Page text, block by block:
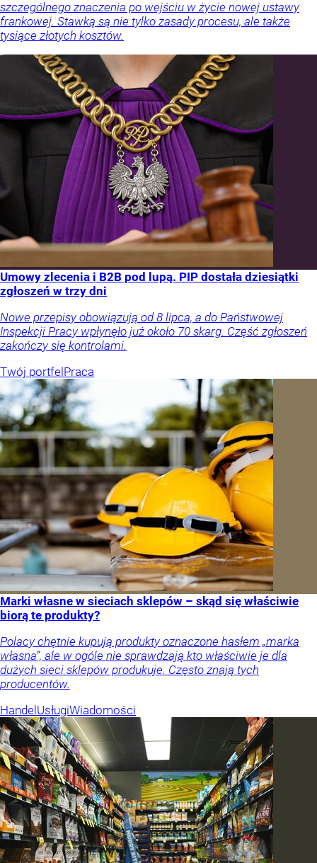
szczególnego znaczenia po wejściu w życie nowej ustawy
frankowej. Stawką są nie tylko zasady procesu, ale także
tysiące złotych kosztów.
Umowy zlecenia i B2B pod lupą. PIP dostała dziesiątki
zgłoszeń w trzy dni
Nowe przepisy obowiązują od 8 lipca, a do Państwowej
Inspekcji Pracy wpłynęło już około 70 skarg. Część zgłoszeń
zakończy się kontrolami.
Twój portfel Praca
Marki własne w sieciach sklepów – skąd się właściwie
biorą te produkty?
Polacy chętnie kupują produkty oznaczone hasłem „marka
własna”, ale w ogóle nie sprawdzają kto właściwie je dla
dużych sieci sklepów produkuje. Często znają tych
producentów.
Handel UsługiWiadomości